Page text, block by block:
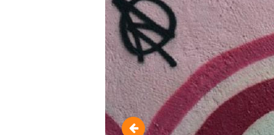
Natal 2014 - Amigos do